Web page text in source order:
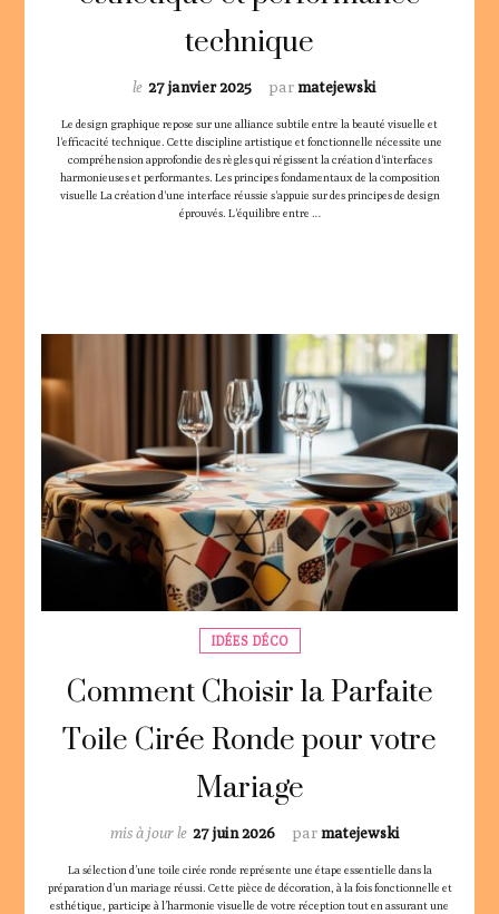
technique
parmatejewski
le 27 janvier 2025
Le design graphique repose sur une alliance subtile entre la beauté visuelle et
l'efficacité technique. Cette discipline artistique et fonctionnelle nécessite une
compréhension approfondie des règles qui régissent la création d'interfaces
harmonieuses et performantes. Les principes fondamentaux de la composition
visuelle La création d'une interface réussie s'appuie sur des principes de design
éprouvés. L'équilibre entre …
IDÉES DÉCO
Comment Choisir la Parfaite
Toile Cirée Ronde pour votre
Mariage
parmatejewski
mis à jour le 27 juin 2026
La sélection d’une toile cirée ronde représente une étape essentielle dans la
préparation d’un mariage réussi. Cette pièce de décoration, à la fois fonctionnelle et
esthétique, participe à l’harmonie visuelle de votre réception tout en assurant une